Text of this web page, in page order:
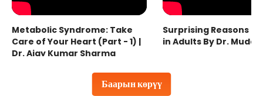
Баарын көрүү
Metabolic Syndrome: Take
Care of Your Heart (Part - 1) |
Dr. Ajay Kumar Sharma
Surprising Reasons
in Adults By Dr.